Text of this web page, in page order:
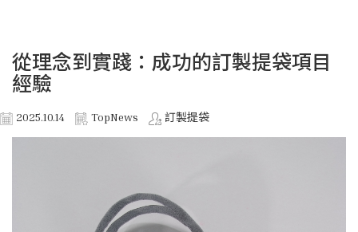
從理念到實踐：成功的訂製提袋項目
經驗
2025.10.14 TopNews 訂製提袋